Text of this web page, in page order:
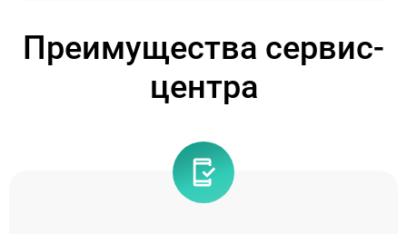
Преимущества сервис-
центра